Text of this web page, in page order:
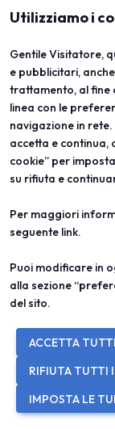
IN
CON IL
Utilizziamo i
Gentile Visitatore,
e pubblicitari,
trattamento, al fine
linea con le
navigazione in
accetta e continua,
cookie” per
su rifiuta e
Per maggiori
seguente link.
Puoi modificare in
alla sezione
del sito.
ACCETTA
RIFIUTA TUTTI
IMPOSTA LE